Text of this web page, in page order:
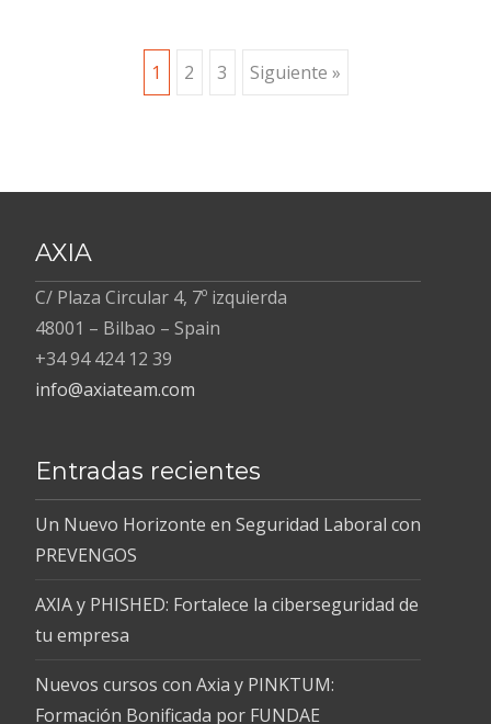
Navegación
1 2 3 Siguiente »
AXIA
C/ Plaza Circular 4, 7º izquierda
48001 – Bilbao – Spain
+34 94 424 12 39
info@axiateam.com
Entradas recientes
Un Nuevo Horizonte en Seguridad Laboral con
PREVENGOS
AXIA y PHISHED: Fortalece la ciberseguridad de
tu empresa
Nuevos cursos con Axia y PINKTUM:
Formación Bonificada por FUNDAE